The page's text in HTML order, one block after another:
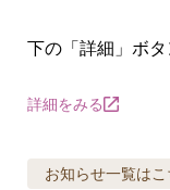
下の「詳細」ボ
詳細をみる
お知らせ一覧はこ